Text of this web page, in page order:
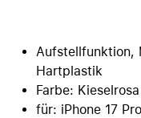
Aufstellfunktion,
Hartplastik
Farbe: Kieselrosa
für: iPhone 17